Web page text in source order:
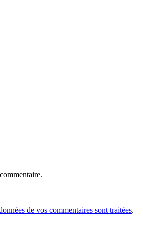
de vos commentaires sont traitées.